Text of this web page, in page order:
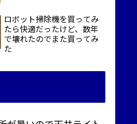
ロボット掃除機を買ってみ
たら快適だったけど、数年
で壊れたのでまた買ってみ
た